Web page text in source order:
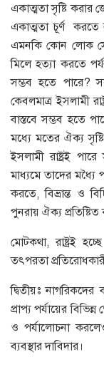
একাত্মতা সৃষ্টি করার
একাত্মতা চূর্ণ করতে
এমনকি কোন লোক
মিলে হত্যা করতে
সম্ভব হতে পারে?
কেবলমাত্র ইসলামী
বাস্তবে সম্ভব হতে
মধ্যে মতের ঐক্য
ইসলামী রাষ্ট্রই
মাধ্যমে তাদের মধ্যৈ
করতে, বিভ্রান্ত ও
পুনরায় ঐক্য
মোটকথা, রাষ্ট্রই
তৎপরতা
দ্বিতীয়ঃ
প্রাপ্য পর্যায়ের
ও পর্যালোচনা
ব্যবস্থার দাবিদার।